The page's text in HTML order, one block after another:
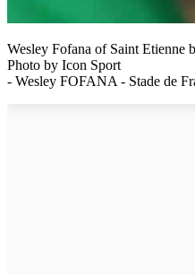
Wesley Fofana of Saint Etienne
Photo by Icon Sport
- Wesley FOFANA - Stade de